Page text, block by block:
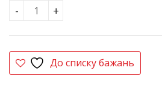
Кросівки шкіряні L-Style 8830-
До списку бажань